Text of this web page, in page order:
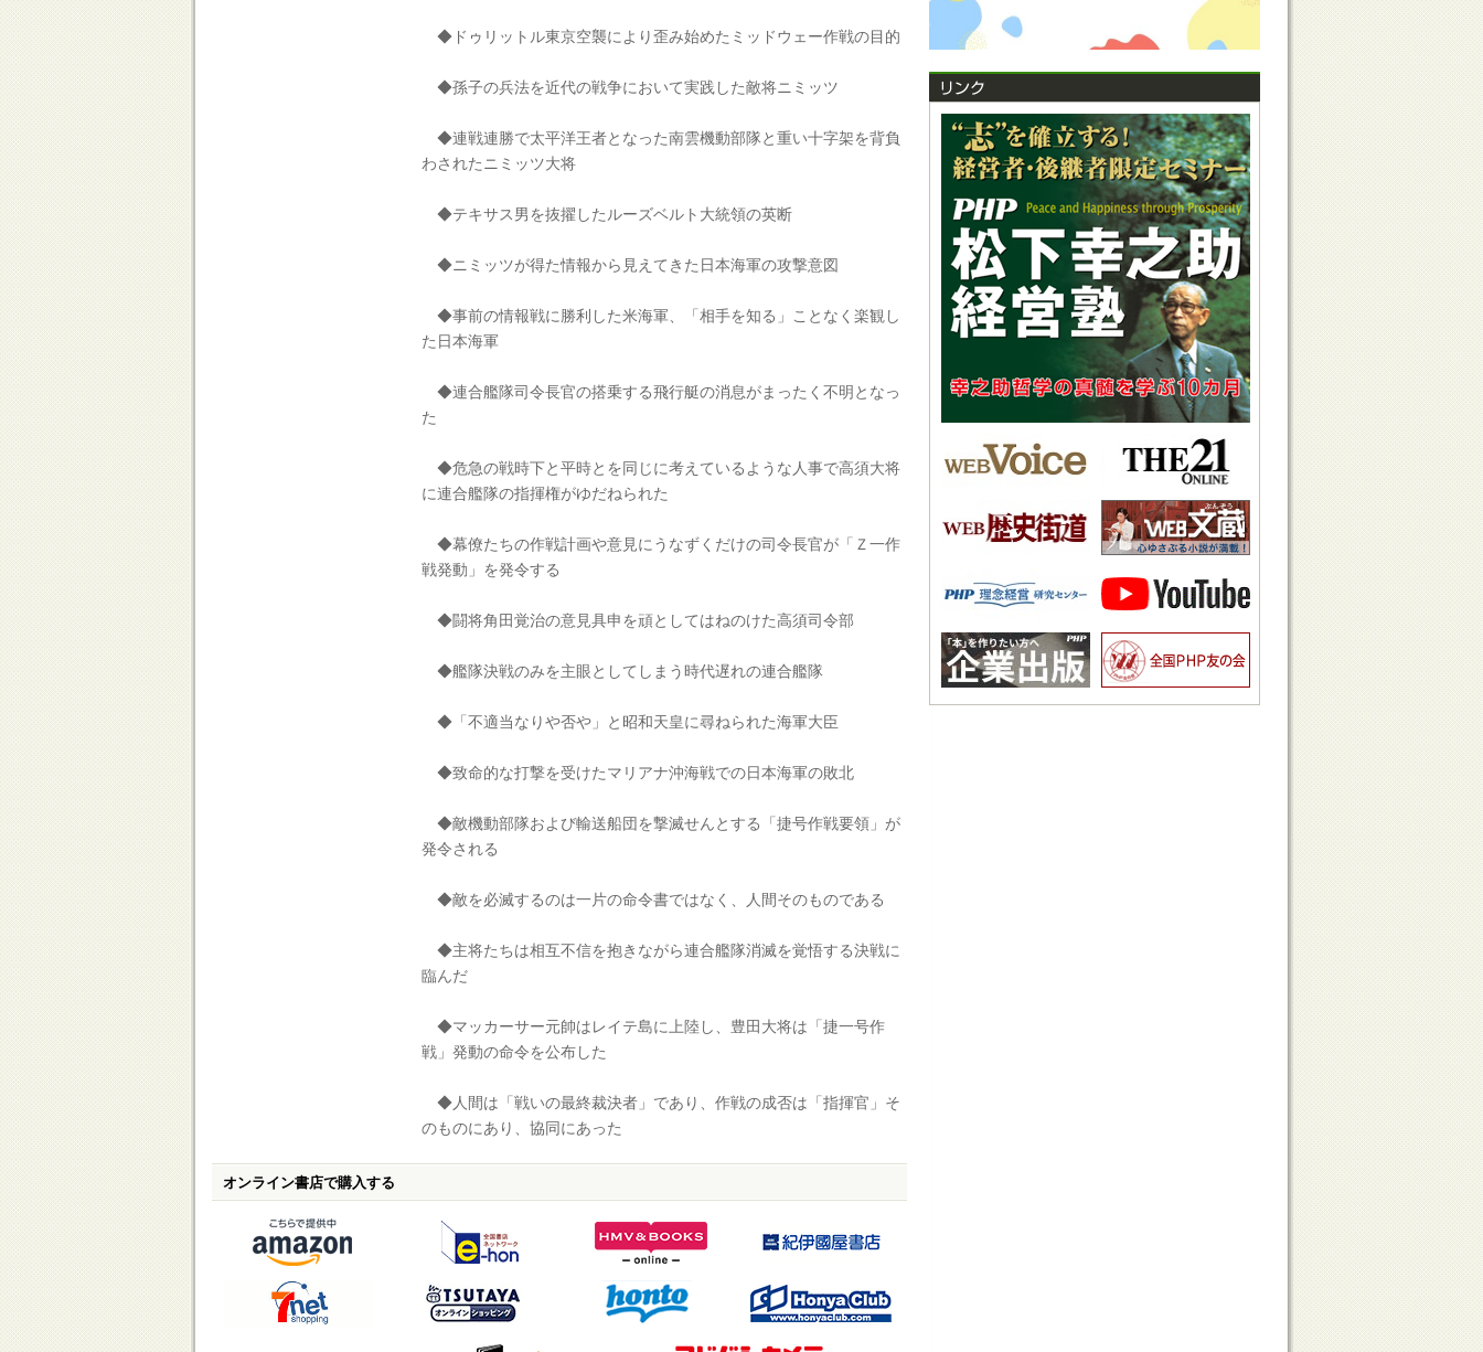
◆ドゥリットル東京空襲により歪み始めたミッドウェー作戦の目的
◆孫子の兵法を近代の戦争において実践した敵将ニミッツ
◆連戦連勝で太平洋王者となった南雲機動部隊と重い十字架を背負
わされたニミッツ大将
◆テキサス男を抜擢したルーズベルト大統領の英断
◆ニミッツが得た情報から見えてきた日本海軍の攻撃意図
◆事前の情報戦に勝利した米海軍、「相手を知る」ことなく楽観し
た日本海軍
◆連合艦隊司令長官の搭乗する飛行艇の消息がまったく不明となっ
た
◆危急の戦時下と平時とを同じに考えているような人事で高須大将
に連合艦隊の指揮権がゆだねられた
◆幕僚たちの作戦計画や意見にうなずくだけの司令長官が「Ｚ一作
戦発動」を発令する
◆闘将角田覚治の意見具申を頑としてはねのけた高須司令部
◆艦隊決戦のみを主眼としてしまう時代遅れの連合艦隊
◆「不適当なりや否や」と昭和天皇に尋ねられた海軍大臣
◆致命的な打撃を受けたマリアナ沖海戦での日本海軍の敗北
◆敵機動部隊および輸送船団を撃滅せんとする「捷号作戦要領」が
発令される
◆敵を必滅するのは一片の命令書ではなく、人間そのものである
◆主将たちは相互不信を抱きながら連合艦隊消滅を覚悟する決戦に
臨んだ
◆マッカーサー元帥はレイテ島に上陸し、豊田大将は「捷一号作
戦」発動の命令を公布した
◆人間は「戦いの最終裁決者」であり、作戦の成否は「指揮官」そ
のものにあり、協同にあった
オンライン書店で購入する